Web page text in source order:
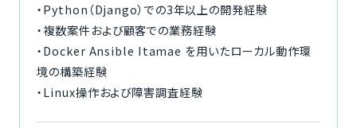
・Python（Django）での3年以上の開発経験
・複数案件および顧客での業務経験
・Docker Ansible Itamae を用いたローカル動作環
境の構築経験
・Linux操作および障害調査経験